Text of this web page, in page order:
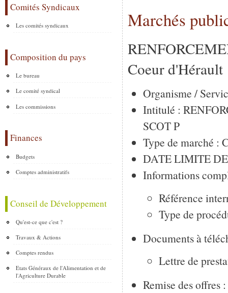
Comités Syndicaux
Les comités syndicaux
Composition du pays
Le bureau
Le comité syndical
Les commissions
Finances
Budgets
Comptes administratifs
Conseil de Développement
Qu'est-ce que c'est ?
Travaux & Actions
Comptes rendus
Etats Généraux de l'Alimentation et de
l'Agriculture Durable
Marchés
Coeur d'Hérault
Organisme /
Intitulé :
SCOT P
Type de marché :
DATE LIMITE
Informations
Référence
Type de
Documents à
Lettre de
Remise des offres :